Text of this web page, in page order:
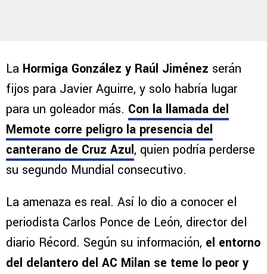
La Hormiga González y Raúl Jiménez serán
fijos para Javier Aguirre, y solo habría lugar
para un goleador más. Con la llamada del
Memote corre peligro la presencia del
canterano de Cruz Azul, quien podría perderse
su segundo Mundial consecutivo.
La amenaza es real. Así lo dio a conocer el
periodista Carlos Ponce de León, director del
diario Récord. Según su información, el entorno
del delantero del AC Milan se teme lo peor y